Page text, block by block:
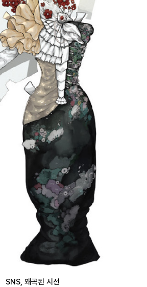
SNS, 왜곡된 시선